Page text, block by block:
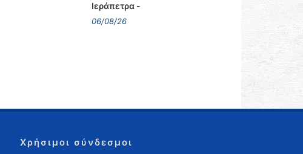
Ιεράπετρα -
06/08/26
Χρήσιμοι σύνδεσμοι